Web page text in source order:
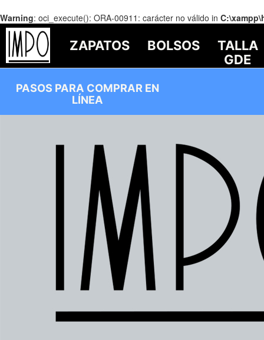
Warning: oci_execute(): ORA-00911: carácter no válido in
ZAPATOS BOLSOS
TALLA
GDE
PASOS PARA COMPRAR EN
LÍNEA